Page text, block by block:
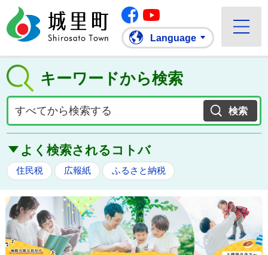
城里町ホームページ
Facebook
Language
キーワードから検索
よく検索されるコトバ
住民税 広報紙 ふるさと納税